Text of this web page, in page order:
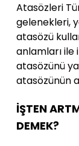
Atasözleri
gelenekleri,
atasözü
anlamları ile
atasözünü
atasözünün
İŞTEN
DEMEK?